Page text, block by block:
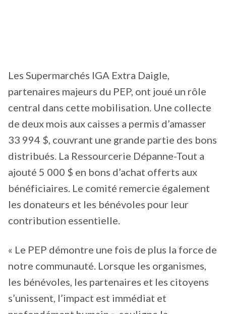
Les Supermarchés IGA Extra Daigle,
partenaires majeurs du PEP, ont joué un rôle
central dans cette mobilisation. Une collecte
de deux mois aux caisses a permis d’amasser
33 994 $, couvrant une grande partie des bons
distribués. La Ressourcerie Dépanne-Tout a
ajouté 5 000 $ en bons d’achat offerts aux
bénéficiaires. Le comité remercie également
les donateurs et les bénévoles pour leur
contribution essentielle.
« Le PEP démontre une fois de plus la force de
notre communauté. Lorsque les organismes,
les bénévoles, les partenaires et les citoyens
s’unissent, l’impact est immédiat et